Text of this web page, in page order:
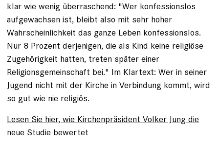
klar wie wenig überraschend: "Wer konfessionslos
aufgewachsen ist, bleibt also mit sehr hoher
Wahrscheinlichkeit das ganze Leben konfessionslos.
Nur 8 Prozent derjenigen, die als Kind keine religiöse
Zugehörigkeit hatten, treten später einer
Religionsgemeinschaft bei." Im Klartext: Wer in seiner
Jugend nicht mit der Kirche in Verbindung kommt, wird
so gut wie nie religiös.
Lesen Sie hier, wie Kirchenpräsident Volker Jung die
neue Studie bewertet